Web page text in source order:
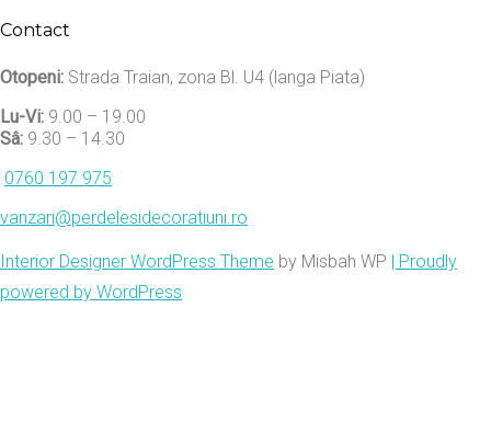
Contact
Otopeni: Strada Traian, zona Bl. U4 (langa Piata)
Lu-Vi: 9.00 – 19.00
Sâ: 9.30 – 14.30
0760 197 975
vanzari@perdelesidecoratiuni.ro
Interior Designer WordPress Theme by Misbah WP
| Proudly
powered by WordPress